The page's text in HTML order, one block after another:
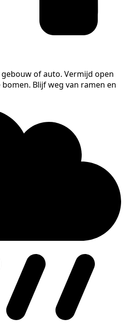
of auto. Vermijd open
Blijf weg van ramen en